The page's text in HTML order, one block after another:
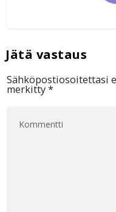
Sähköpostiosoitettasi
merkitty*